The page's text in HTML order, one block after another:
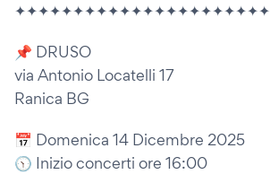
✦✦✦✦✦✦✦✦✦✦✦✦✦✦✦✦✦✦✦✦✦✦
📌 DRUSO
via Antonio Locatelli 17
Ranica BG
📅 Domenica 14 Dicembre 2025
🕥 Inizio concerti ore 16:00